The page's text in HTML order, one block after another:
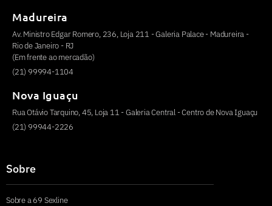
Madureira
Av. Ministro Edgar Romero, 236, Loja 211 - Galeria Palace - Madureira -
Rio de Janeiro - RJ
(Em frente ao mercadão)
(21) 99994-1104
Nova Iguaçu
Rua Otávio Tarquino, 45, Loja 11 - Galeria Central - Centro de Nova Iguaçu
(21) 99944-2226
Sobre
Sobre a 69 Sexline